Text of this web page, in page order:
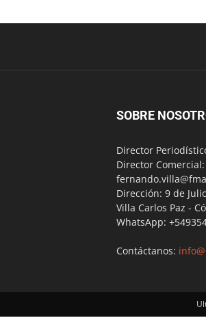
SOBRE
Director
Director
Dirección: 9 de
Villa Carlos Paz -
WhatsApp:
Contáctanos: